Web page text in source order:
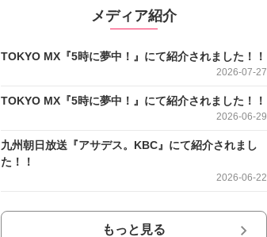
メディア紹介
TOKYO MX『5時に夢中！』にて紹介されました！！
2026-07-27
TOKYO MX『5時に夢中！』にて紹介されました！！
2026-06-29
九州朝日放送『アサデス。KBC』にて紹介されまし
た！！
2026-06-22
もっと見る